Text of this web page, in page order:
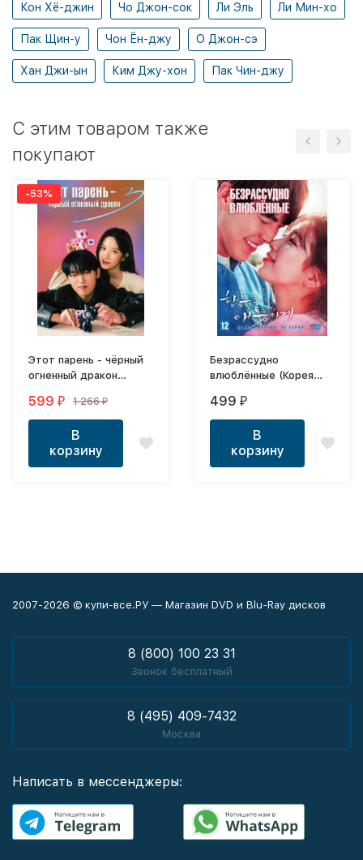
Кон Хё-джин Чо Джон-сок Ли Эль Ли Мин-хо
Пак Щин-у Чон Ён-джу О Джон-сэ
Хан Джи-ын Ким Джу-хон Пак Чин-джу
C этим товаром также
покупают
-53%
Этот парень - чёрный
огненный дракон
599 ₽ 1 266₽
В
корзину
Безрассудно
влюблённые (Корея
версия, 20 серий)
499 ₽
В
корзину
2007-2026 © купи-все.РУ — Магазин DVD и Blu-Ray дисков
8 (800) 100 23 31
Звонок бесплатный
8 (495) 409-7432
Москва
Написать в мессенджеры: